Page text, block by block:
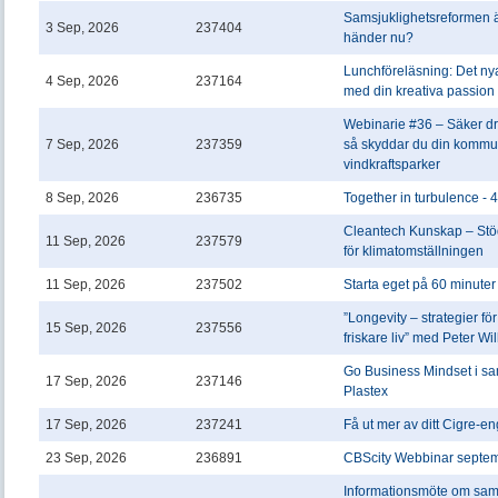
3 Sep, 2026 237404
Samsjuklighetsreformen
händer nu?
4 Sep, 2026 237164
Lunchföreläsning: Det
med din kreativa passion
7 Sep, 2026 237359
Webinarie #36 – Säker
så skyddar du din
vindkraftsparker
8 Sep, 2026 236735 Together in turbulence -
11 Sep, 2026 237579
Cleantech Kunskap –
för klimatomställningen
11 Sep, 2026 237502 Starta eget på 60 minuter
15 Sep, 2026 237556
”Longevity – strategier
friskare liv” med Peter
17 Sep, 2026 237146
Go Business Mindset i
Plastex
17 Sep, 2026 237241 Få ut mer av ditt Cigre-
23 Sep, 2026 236891 CBScity Webbinar
Informationsmöte om